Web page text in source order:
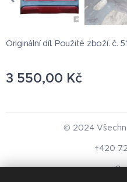
Originální díl. Použité zboží. č.
3 550,00 Kč
© 2024
+420